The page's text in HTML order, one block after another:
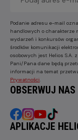
Podanie adresu e-mail
handlowych o charakterze
wydarzeń i konkursów
środków komunikacji
osobowych jest Helios S.A.
Pani/Pana dane będą
informacji na temat
Prywatności
OBSERWUJ NAS
APLIKACJE